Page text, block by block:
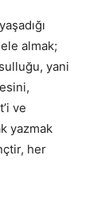
almak;
yani
ve
yazmak
her